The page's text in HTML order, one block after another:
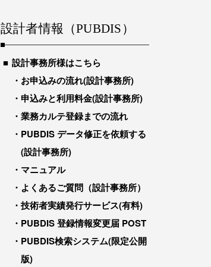
設計者情報（PUBDIS）
設計事務所様はこちら
お申込みの流れ(設計事務所)
申込みと利用料金(設計事務所)
業務カルテ登録までの流れ
PUBDIS データ修正を依頼する
(設計事務所)
マニュアル
よくあるご質問（設計事務所）
技術者実績発行サービス(有料)
PUBDIS 登録情報変更届 POST
PUBDIS検索システム(限定公開
版)